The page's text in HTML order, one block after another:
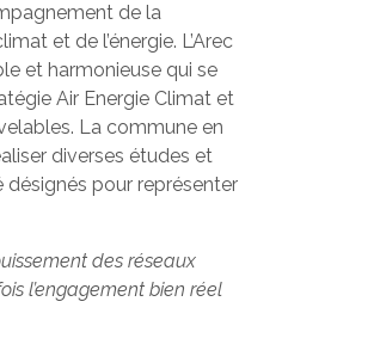
de la
et de l’énergie. L’Arec
et harmonieuse qui se
Air Energie Climat et
La commune en
diverses études et
désignés pour représenter
des réseaux
l’engagement bien réel